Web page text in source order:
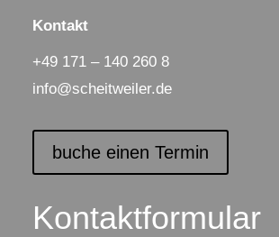
Kontakt
+49 171 – 140 260 8
info@scheitweiler.de
buche einen Termin
Kontaktformular